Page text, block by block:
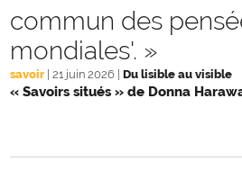
commun des
mondiales'. »
savoir 21 juin 2026 Du lisible au visible
« Savoirs situés » de Donna